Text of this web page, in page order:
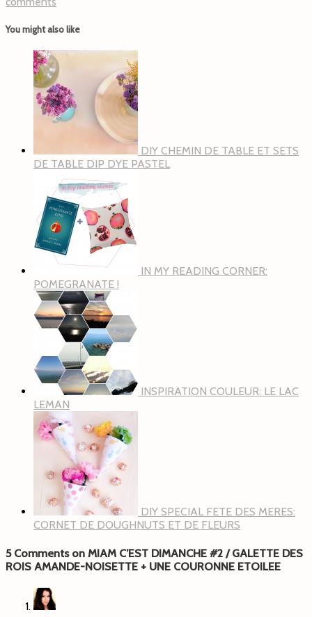
You might also like
DIY CHEMIN DE TABLE ET SETS
DE TABLE DIP DYE PASTEL
IN MY READING CORNER:
POMEGRANATE !
INSPIRATION COULEUR: LE LAC
LEMAN
DIY SPECIAL FETE DES MERES:
CORNET DE DOUGHNUTS ET DE FLEURS
5 Comments on MIAM C’EST DIMANCHE #2 / GALETTE DES
ROIS AMANDE-NOISETTE + UNE COURONNE ETOILEE